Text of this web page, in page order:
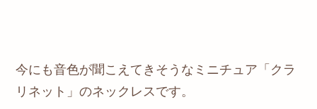
今にも音色が聞こえてきそうなミニチュア「クラ
リネット」のネックレスです。